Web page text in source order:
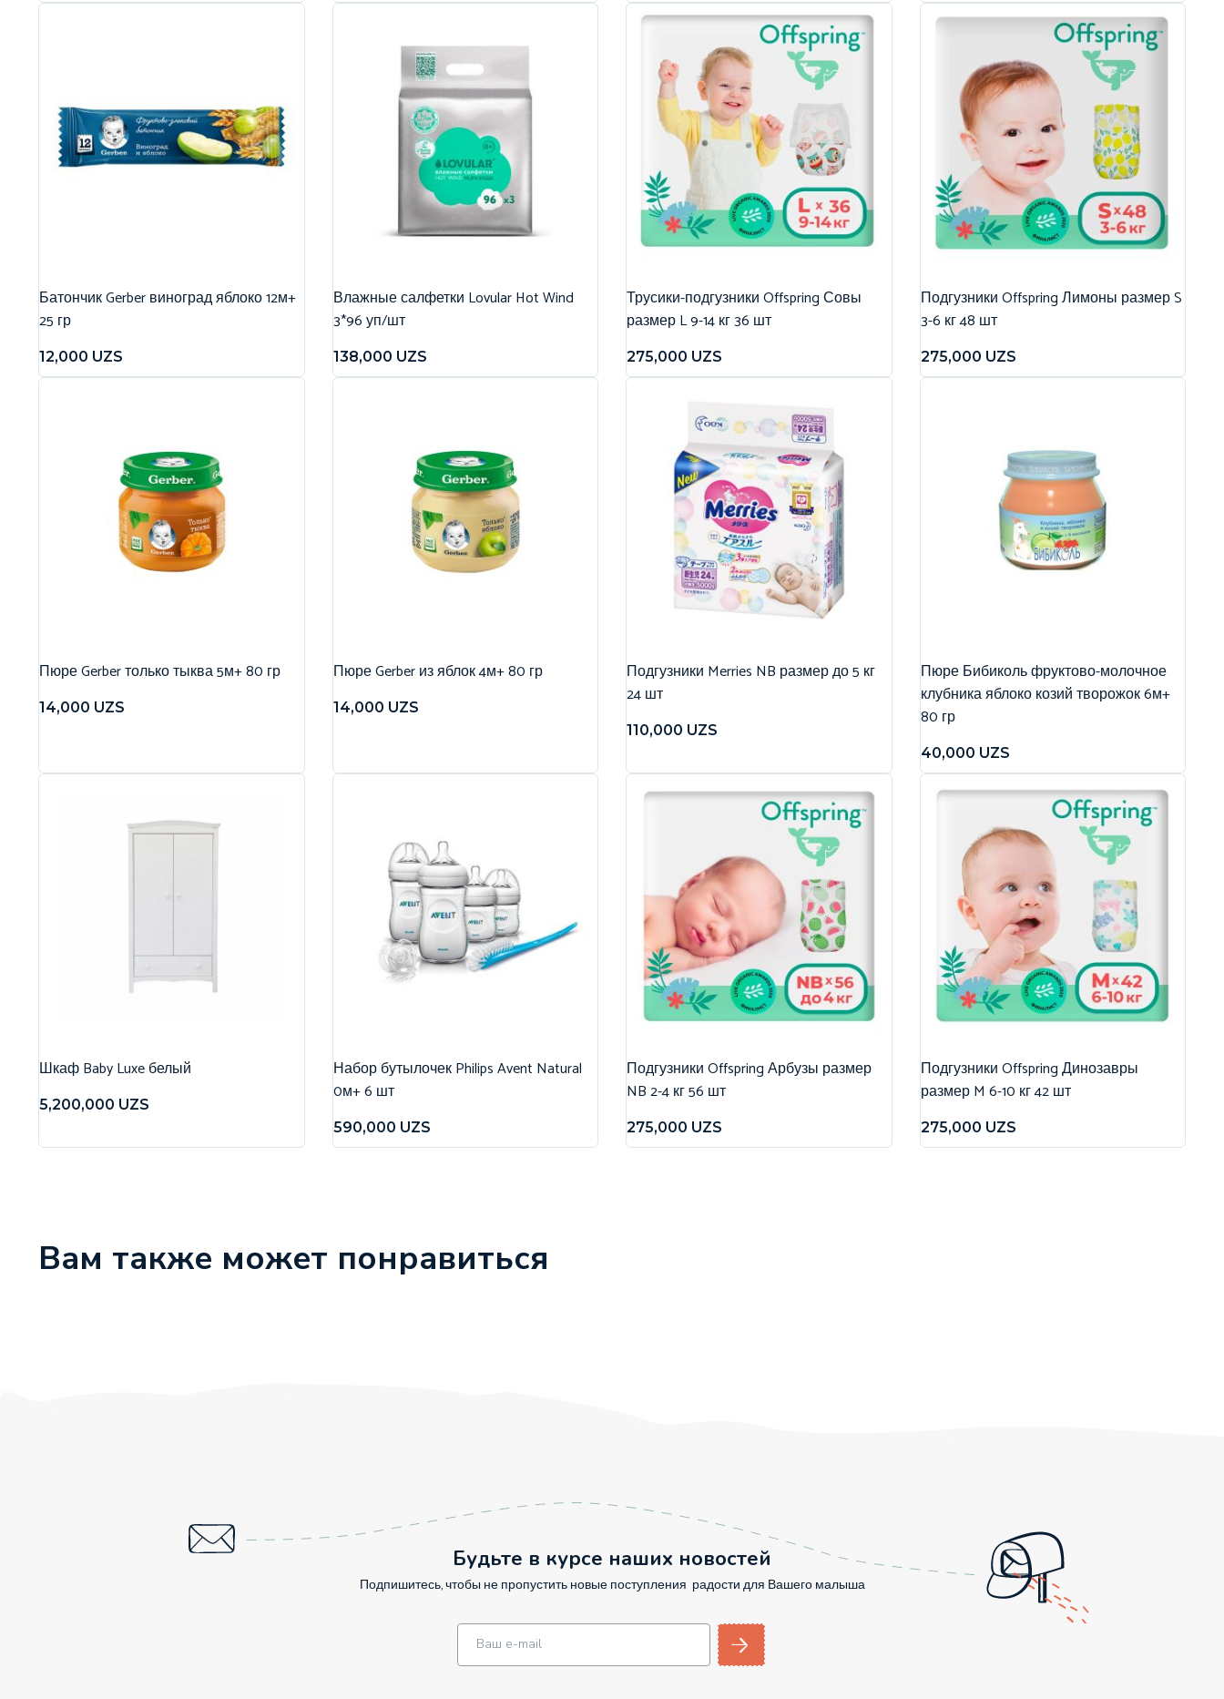
Батончик Gerber виноград яблоко 12м+
25 гр
12,000 UZS
Влажные салфетки Lovular Hot Wind
3*96 уп/шт
138,000 UZS
Трусики-подгузники Offspring Совы
размер L 9-14 кг 36 шт
275,000 UZS
Подгузники Offspring Лимоны размер S
3-6 кг 48 шт
275,000 UZS
Пюре Gerber только тыква 5м+ 80 гр
14,000 UZS
Пюре Gerber из яблок 4м+ 80 гр
14,000 UZS
Подгузники Merries NB размер до 5 кг
24 шт
110,000 UZS
Пюре Бибиколь фруктово-молочное
клубника яблоко козий творожок 6м+
80 гр
40,000 UZS
Шкаф Baby Luxe белый
5,200,000 UZS
Набор бутылочек Philips Avent Natural
0м+ 6 шт
590,000 UZS
Подгузники Offspring Арбузы размер
NB 2-4 кг 56 шт
275,000 UZS
Подгузники Offspring Динозавры
размер M 6-10 кг 42 шт
275,000 UZS
Вам также может понравиться
Будьте в курсе наших новостей
Подпишитесь, чтобы не пропустить новые поступления радости для Вашего малыша